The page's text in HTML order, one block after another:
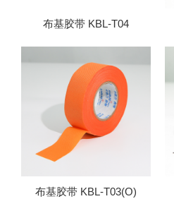
布基胶带 KBL-T04
布基胶带 KBL-T03(O)